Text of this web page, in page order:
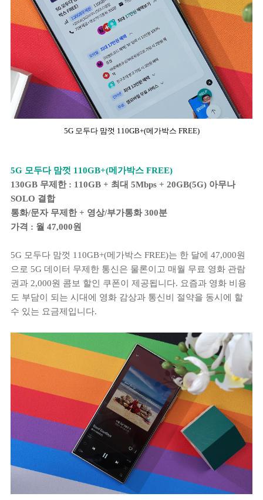
5G 모두다 맘껏 110GB+(메가박스 FREE)
5G 모두다 맘껏 110GB+(메가박스 FREE)
130GB 무제한 : 110GB + 최대 5Mbps + 20GB(5G) 아무나
SOLO 결합
통화/문자 무제한 + 영상/부가통화 300분
가격 : 월 47,000원
5G 모두다 맘껏 110GB+(메가박스 FREE)는 한 달에 47,000원
으로 5G 데이터 무제한 통신은 물론이고 매월 무료 영화 관람
권과 2,000원 콤보 할인 쿠폰이 제공됩니다. 요즘과 영화 비용
도 부담이 되는 시대에 영화 감상과 통신비 절약을 동시에 할
수 있는 요금제입니다.